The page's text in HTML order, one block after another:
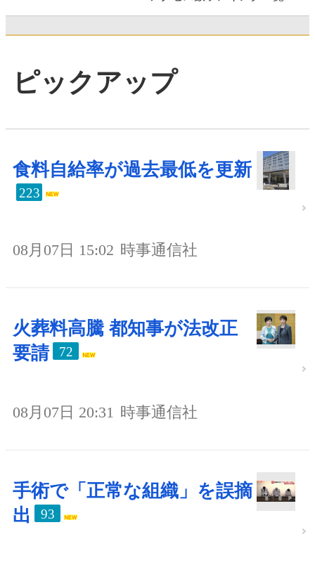
ピックアップ
食料自給率が過去最低を更新
223
08月07日 15:02 時事通信社
火葬料高騰 都知事が法改正
要請
72
08月07日 20:31 時事通信社
手術で「正常な組織」を誤摘
出
93